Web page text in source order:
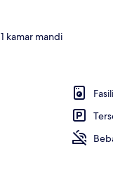
1 kamar mandi